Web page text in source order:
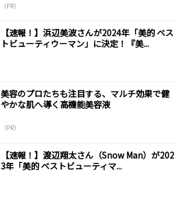
（PR）
【速報！】浜辺美波さんが2024年「美的 ベス
トビューティウーマン」に決定！『美...
美容のプロたちも注目する、マルチ効果で健
やかな肌へ導く高機能美容液
（PR）
【速報！】渡辺翔太さん（Snow Man）が202
3年「美的 ベストビューティマ...